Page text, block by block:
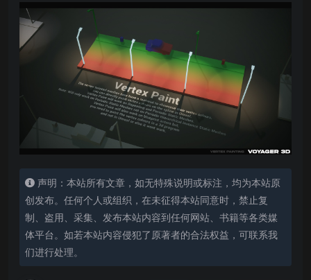
声明：本站所有文章，如无特殊说明或标注，均为本站原
创发布。任何个人或组织，在未征得本站同意时，禁止复
制、盗用、采集、发布本站内容到任何网站、书籍等各类媒
体平台。如若本站内容侵犯了原著者的合法权益，可联系我
们进行处理。